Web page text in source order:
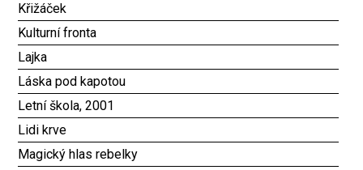
Křižáček
Kulturní fronta
Lajka
Láska pod kapotou
Letní škola, 2001
Lidi krve
Magický hlas rebelky